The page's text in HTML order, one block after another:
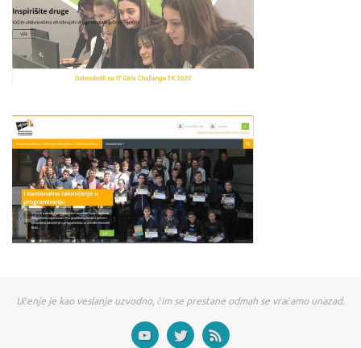
Učenje je kao veslanje uzvodno, čim se prestane odmah se vraćamo unazad.